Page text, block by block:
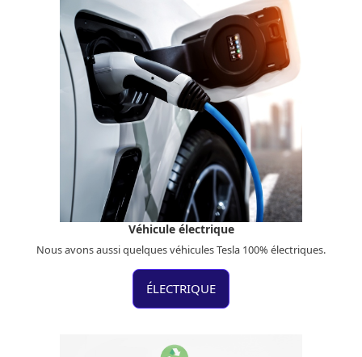
Véhicule électrique
Nous avons aussi quelques véhicules Tesla 100% électriques.
ÉLECTRIQUE